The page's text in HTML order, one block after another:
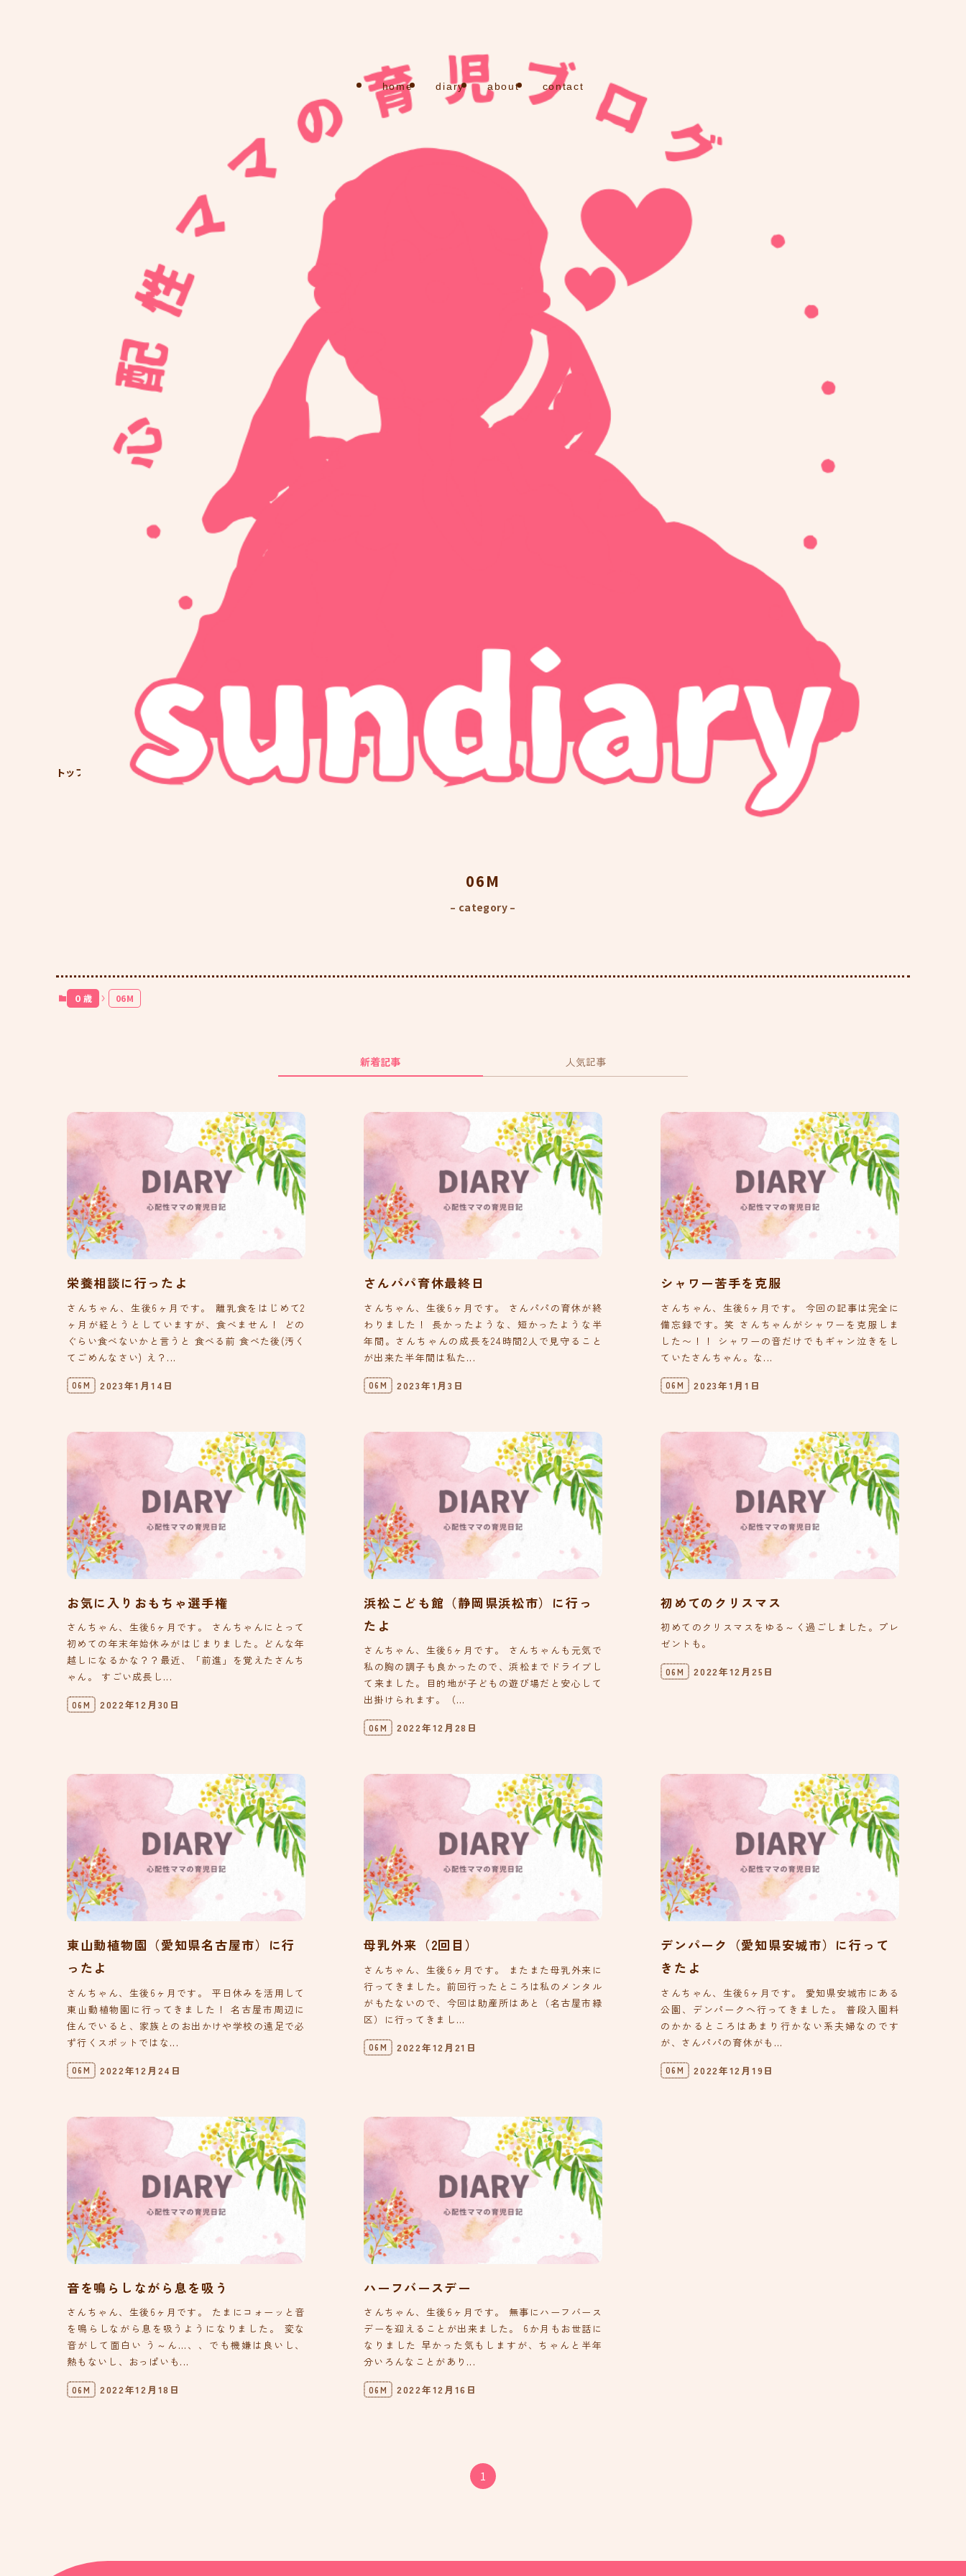
home diary about contact
トップ 育児日記 ０歳 06M
06M
– category –
０歳 06M
新着記事 人気記事
栄養相談に行ったよ
さんちゃん、生後6ヶ月です。 離乳食をはじめて2
ヶ月が経とうとしていますが、食べません！ どの
ぐらい食べないかと言うと 食べる前 食べた後(汚く
てごめんなさい) え？...
2023年1月14日
06M
さんパパ育休最終日
さんちゃん、生後6ヶ月です。 さんパパの育休が終
わりました！ 長かったような、短かったような半
年間。さんちゃんの成長を24時間2人で見守ること
が出来た半年間は私た...
2023年1月3日
06M
シャワー苦手を克服
さんちゃん、生後6ヶ月です。 今回の記事は完全に
備忘録です。笑 さんちゃんがシャワーを克服しま
した〜！！ シャワーの音だけでもギャン泣きをし
ていたさんちゃん。な...
2023年1月1日
06M
お気に入りおもちゃ選手権
さんちゃん、生後6ヶ月です。 さんちゃんにとって
初めての年末年始休みがはじまりました。どんな年
越しになるかな？？最近、「前進」を覚えたさんち
ゃん。 すごい成長し...
2022年12月30日
06M
浜松こども館（静岡県浜松市）に行っ
たよ
さんちゃん、生後6ヶ月です。 さんちゃんも元気で
私の胸の調子も良かったので、浜松までドライブし
て来ました。目的地が子どもの遊び場だと安心して
出掛けられます。（...
2022年12月28日
06M
初めてのクリスマス
初めてのクリスマスをゆる～く過ごしました。プレ
ゼントも。
2022年12月25日
06M
東山動植物園（愛知県名古屋市）に行
ったよ
さんちゃん、生後6ヶ月です。 平日休みを活用して
東山動植物園に行ってきました！ 名古屋市周辺に
住んでいると、家族とのお出かけや学校の遠足で必
ず行くスポットではな...
2022年12月24日
06M
母乳外来（2回目）
さんちゃん、生後6ヶ月です。 またまた母乳外来に
行ってきました。前回行ったところは私のメンタル
がもたないので、今回は助産所はあと（名古屋市緑
区）に行ってきまし...
2022年12月21日
06M
デンパーク（愛知県安城市）に行って
きたよ
さんちゃん、生後6ヶ月です。 愛知県安城市にある
公園、デンパークへ行ってきました。 普段入園料
のかかるところはあまり行かない系夫婦なのです
が、さんパパの育休がも...
2022年12月19日
06M
音を鳴らしながら息を吸う
さんちゃん、生後6ヶ月です。 たまにコォーッと音
を鳴らしながら息を吸うようになりました。 変な
音がして面白い う～ん…、、でも機嫌は良いし、
熱もないし、おっぱいも...
2022年12月18日
06M
ハーフバースデー
さんちゃん、生後6ヶ月です。 無事にハーフバース
デーを迎えることが出来ました。 6か月もお世話に
なりました 早かった気もしますが、ちゃんと半年
分いろんなことがあり...
2022年12月16日
06M
1